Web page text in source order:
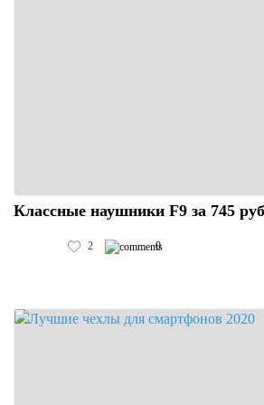
Классные наушники F9 за 745
2 0